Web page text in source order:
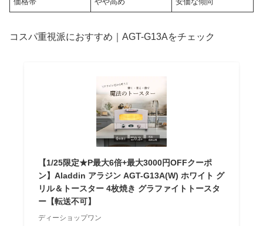
コスパ重視派におすすめ｜AGT-G13Aをチェック
【1/25限定★P最大6倍+最大3000円OFFクーポ
ン】Aladdin アラジン AGT-G13A(W) ホワイト グ
リル＆トースター 4枚焼き グラファイトトースタ
ー【転送不可】
ディーショップワン